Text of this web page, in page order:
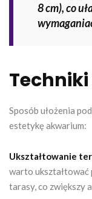
8 cm), co
Sposób ułożenia
estetykę akwarium:
Ukształtowanie
warto ukształtować
tarasy, co zwiększy